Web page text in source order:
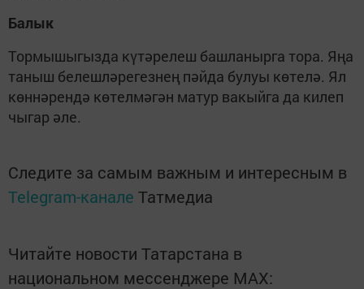
Балык
Тормышыгызда күтәрелеш башланырга тора. Яңа
таныш белешләрегезнең пәйда булуы көтелә. Ял
көннәрендә көтелмәгән матур вакыйга да килеп
чыгар әле.
Следите за самым важным и интересным в
Telegram-канале Татмедиа
Читайте новости Татарстана в
национальном мессенджере MАХ: